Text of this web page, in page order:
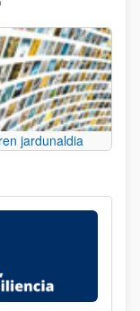
jardunaldia